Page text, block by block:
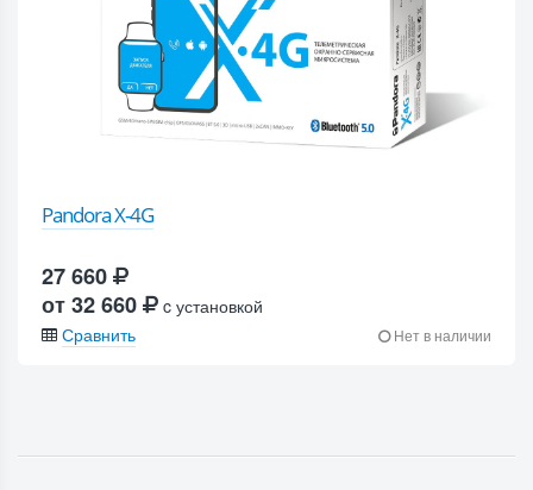
Pandora X-4G
27 660
от 32 660
c установкой
Сравнить
Нет в наличии